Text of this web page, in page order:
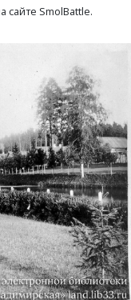
сайте SmolBattle.